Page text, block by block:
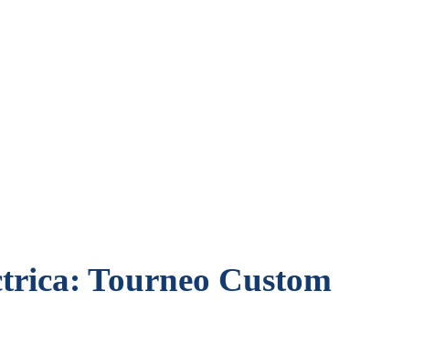
Tourneo Custom